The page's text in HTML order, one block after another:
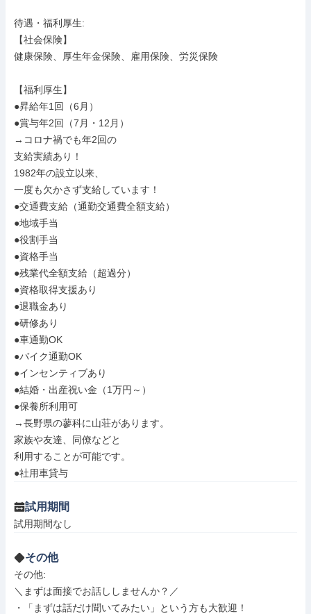
待遇・福利厚生:
【社会保険】
健康保険、厚生年金保険、雇用保険、労災保険
【福利厚生】
●昇給年1回（6月）
●賞与年2回（7月・12月）
→コロナ禍でも年2回の
支給実績あり！
1982年の設立以来、
一度も欠かさず支給しています！
●交通費支給（通勤交通費全額支給）
●地域手当
●役割手当
●資格手当
●残業代全額支給（超過分）
●資格取得支援あり
●退職金あり
●研修あり
●車通勤OK
●バイク通勤OK
●インセンティブあり
●結婚・出産祝い金（1万円～）
●保養所利用可
→長野県の蓼科に山荘があります。
家族や友達、同僚などと
利用することが可能です。
●社用車貸与
試用期間
試用期間なし
その他
その他:
＼まずは面接でお話ししませんか？／
・「まずは話だけ聞いてみたい」という方も大歓迎！